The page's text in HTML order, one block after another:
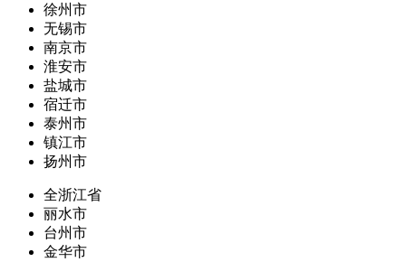
徐州市
无锡市
南京市
淮安市
盐城市
宿迁市
泰州市
镇江市
扬州市
全浙江省
丽水市
台州市
金华市